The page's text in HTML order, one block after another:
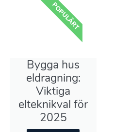
Bygga hus
eldragning:
Viktiga
elteknikval för
2025
POPULÄRT